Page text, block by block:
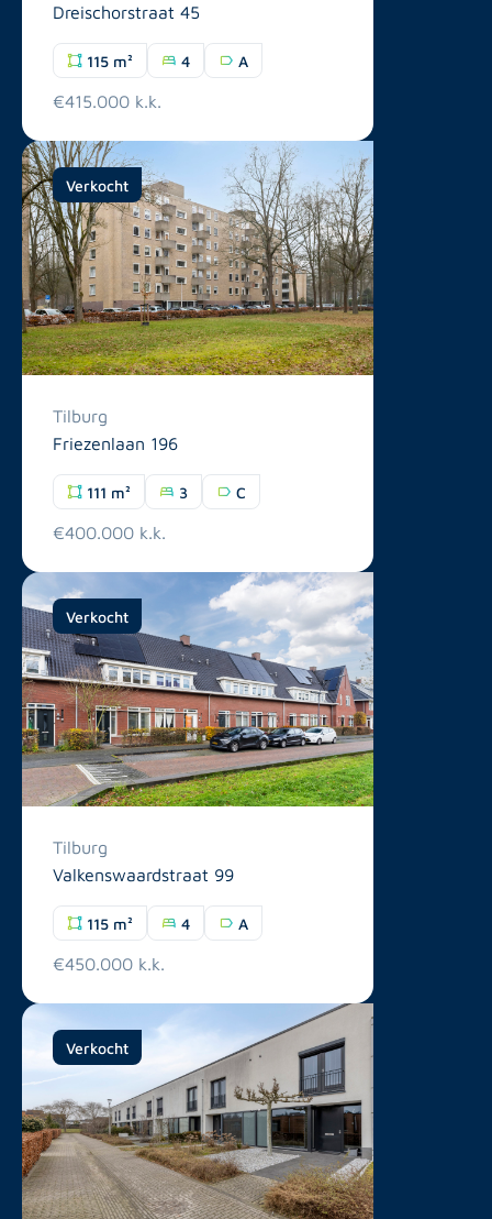
Dreischorstraat 45
115 m² 4 A
€415.000 k.k.
Verkocht
Tilburg
Friezenlaan 196
111 m² 3 C
€400.000 k.k.
Verkocht
Tilburg
Valkenswaardstraat 99
115 m² 4 A
€450.000 k.k.
Verkocht